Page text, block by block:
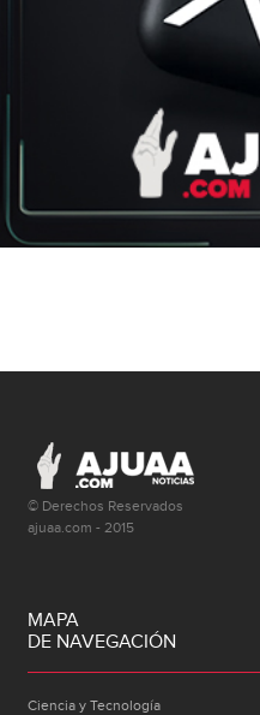
© Derechos Reservados
ajuaa.com - 2015
MAPA
DE NAVEGACIÓN
Ciencia y Tecnología